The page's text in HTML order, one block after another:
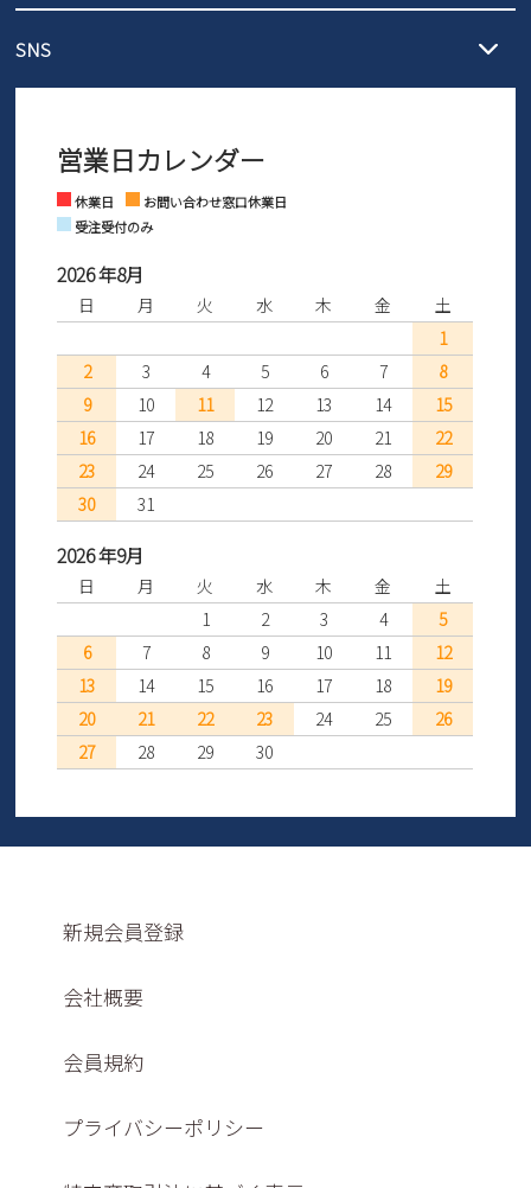
ご利用ください。
ントとしても安心してご利用いただけるよう、サイズ交換の受付期
さい。
営業時間：11時～17時
※土日祝はお問い合わせ窓口休業日となります。
SNS
Facebook Instagram
営業日カレンダー
休業日
お問い合わせ窓口休業日
受注受付のみ
2026 年8月
日 月 火 水 木 金
土
1
2
3 4 5 6 7
8
9
10 11 12 13 14
15
16
17 18 19 20 21
22
23
24 25 26 27 28
29
30
31
2026 年9月
日 月 火 水 木 金
土
1
2 3 4
5
6
7 8 9 10 11
12
13
14 15 16 17 18
19
20
21 22 23 24 25
26
27
28 29 30
新規会員登録
会社概要
会員規約
プライバシーポリシー